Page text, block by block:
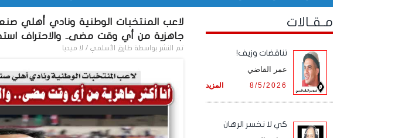
لاعب المنتخبات الوطنية ونادي أهلي
جاهزية من أي وقت مضى.. والاحتراف
تم النشر بواسطة طارق الأسلمي / لا ميديا
مـقـالات
تناقضات وزيف!
عمر القاضي
المزيد 8/5/2026
كي لا نخسر الرهان